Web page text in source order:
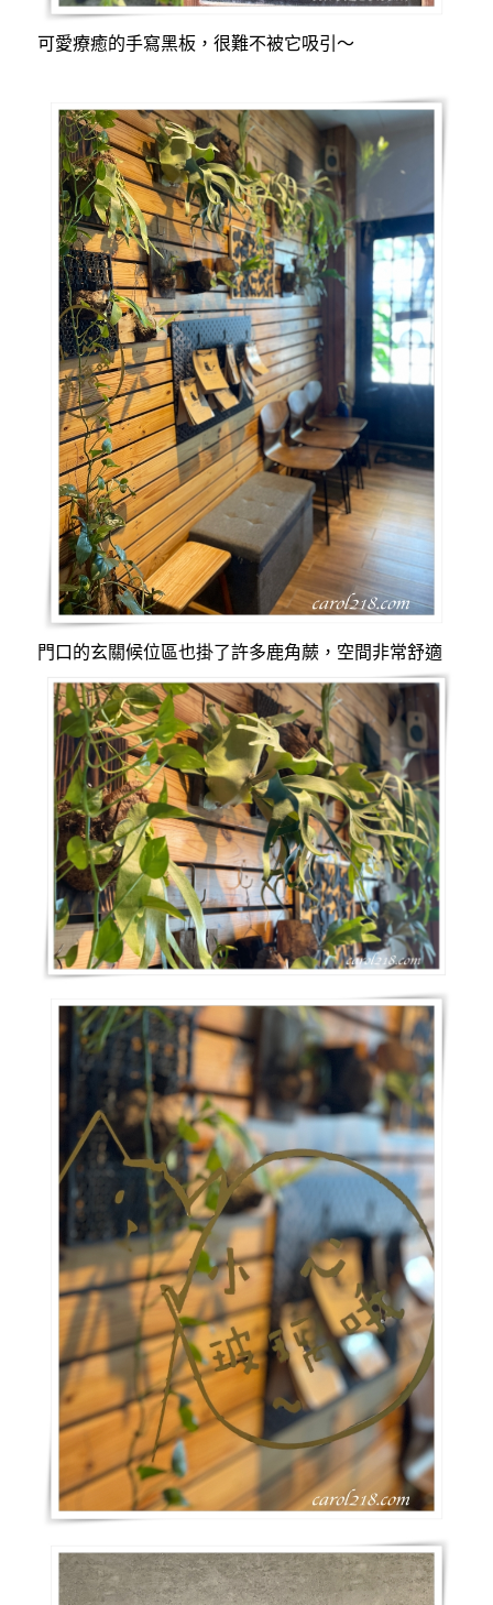
可愛療癒的手寫黑板，很難不被它吸引～
門口的玄關候位區也掛了許多鹿角蕨，空間非常舒適